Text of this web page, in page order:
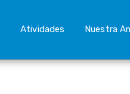
Atividades Nuestra